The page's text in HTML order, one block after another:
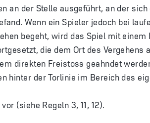
an der Stelle ausgeführt, an der
Wenn ein Spieler jedoch bei
begeht, wird das Spiel mit einem
die dem Ort des Vergehens
direkten Freistoss geahndet
hinter der Torlinie im Bereich des
(siehe Regeln 3, 11, 12).